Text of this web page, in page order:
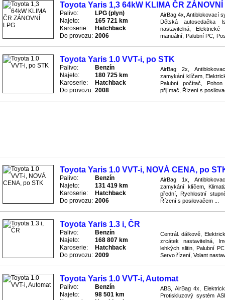
Toyota Yaris 1,3 64kW KLIMA ČR ZÁNOVNÍ
Palivo:
LPG (plyn)
Najeto:
165 721 km
Karoserie:
Hatchback
Do provozu: 2006
AirBag 4x, Antiblokovací
Dětská autosedačka
nastavitelná, Elektrické
manuální, Palubní PC,
Toyota Yaris 1.0 VVT-i, po STK
Palivo:
Benzín
Najeto:
180 725 km
Karoserie:
Hatchback
Do provozu: 2008
AirBag 2x,
zamykání klíčem,
Palubní počítač,
přijímač, Řízení s
Toyota Yaris 1.0 VVT-i, NOVÁ CENA, po
Palivo:
Benzín
Najeto:
131 419 km
Karoserie:
Hatchback
Do provozu: 2006
AirBag 1x,
zamykání klíčem,
přední, Rychlostní
Řízení s posilovačem ...
Toyota Yaris 1.3 i, ČR
Palivo:
Benzín
Najeto:
168 807 km
Karoserie:
Hatchback
Do provozu: 2009
Centrál. dálkově,
zrcátek nastavitelná,
lehkých slitin, Palubní
Servo řízení, Volant
Toyota Yaris 1.0 VVT-i, Automat
Palivo:
Benzín
Najeto:
98 501 km
ABS, AirBag 4x,
Protiskluzový systém